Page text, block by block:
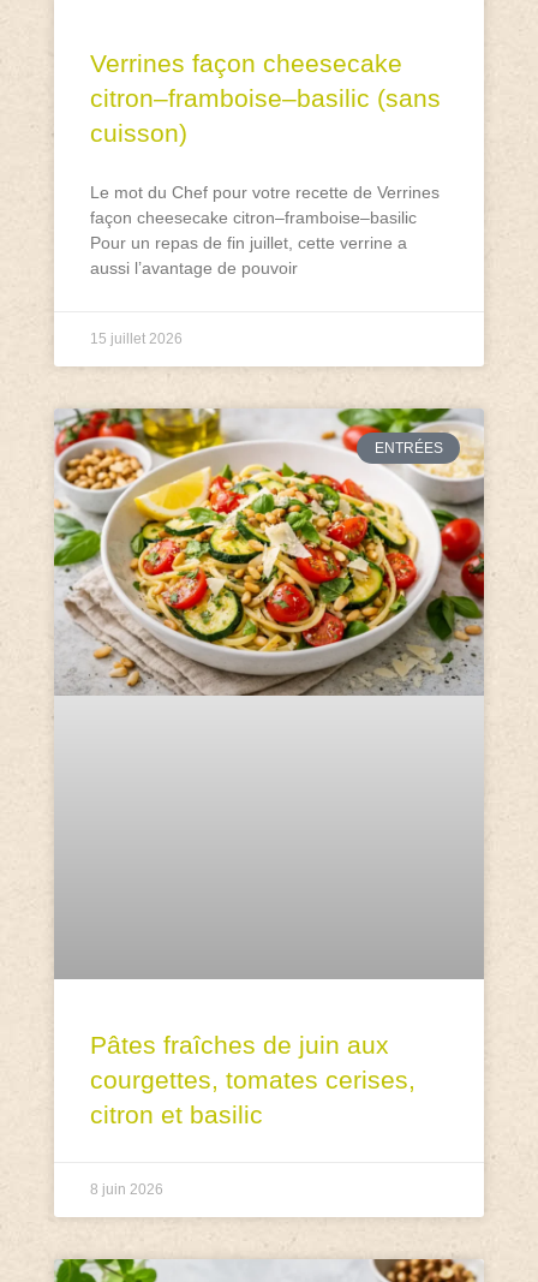
Verrines façon cheesecake
citron–framboise–basilic (sans
cuisson)
Le mot du Chef pour votre recette de Verrines
façon cheesecake citron–framboise–basilic
Pour un repas de fin juillet, cette verrine a
aussi l’avantage de pouvoir
15 juillet 2026
ENTRÉES
Pâtes fraîches de juin aux
courgettes, tomates cerises,
citron et basilic
8 juin 2026